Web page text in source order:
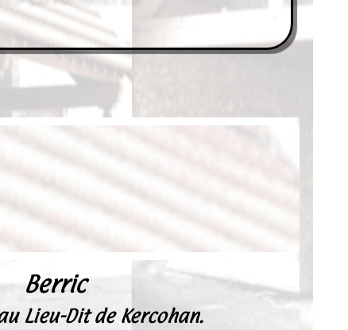
Berric
Lieu-Dit de Kercohan.